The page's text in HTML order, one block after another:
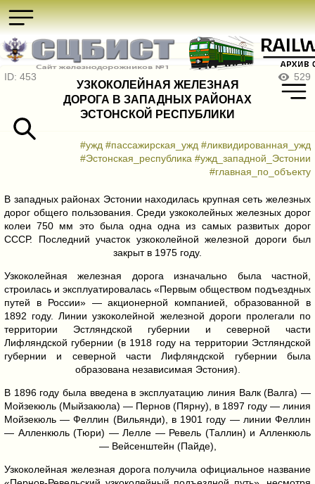
ID: 453
УЗКОКОЛЕЙНАЯ ЖЕЛЕЗНАЯ
ДОРОГА В ЗАПАДНЫХ РАЙОНАХ
ЭСТОНСКОЙ РЕСПУБЛИКИ
529
#ужд #пассажирская_ужд #ликвидированная_ужд
#Эстонская_республика #ужд_западной_Эстонии
#главная_по_объекту
В западных районах Эстонии находилась крупная сеть железных
дорог общего пользования. Среди узкоколейных железных дорог
колеи 750 мм это была одна одна из самых развитых дорог
СССР. Последний участок узкоколейной железной дороги был
закрыт в 1975 году.
Узкоколейная железная дорога изначально была частной,
строилась и эксплуатировалась «Первым обществом подъездных
путей в России» — акционерной компанией, образованной в
1892 году. Линии узкоколейной железной дороги пролегали по
территории Эстляндской губернии и северной части
Лифляндской губернии (в 1918 году на территории Эстляндской
губернии и северной части Лифляндской губернии была
образована независимая Эстония).
В 1896 году была введена в эксплуатацию линия Валк (Валга) —
Мойзекюль (Мыйзакюла) — Пернов (Пярну), в 1897 году — линия
Мойзекюль — Феллин (Вильянди), в 1901 году — линии Феллин
— Алленкюль (Тюри) — Лелле — Ревель (Таллин) и Алленкюль
— Вейсенштейн (Пайде),
Узкоколейная железная дорога получила официальное название